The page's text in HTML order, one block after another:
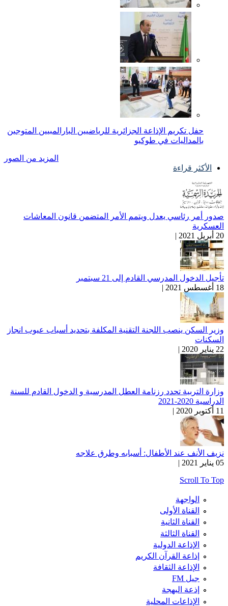
حفل تكريم الإذاعة الجزائرية للرياضيين البارالمبيين المتوجين
بالمداليات في طوكيو
المزيد من الصور
الأكثر قراءة
صدور أمر رئاسي يعدل ويتمم الأمر المتضمن قانون المعاشات
العسكرية
20 أبريل 2021 |
تأجيل الدخول المدرسي القادم إلى 21 سبتمبر
18 أغسطس 2021 |
وزير السكن ينصب اللجنة التقنية المكلفة بتحديد أسباب عيوب انجاز
السكنات
22 يناير 2020 |
وزارة التربية تحدد رزنامة العطل المدرسية و الدخول القادم للسنة
الدراسية 2020-2021
11 أكتوبر 2020 |
نزيف الأنف عند الأطفال: أسبابه وطرق علاجه
05 يناير 2021 |
Scroll To Top
الواجهة
القناة الأولى
القناة الثانية
القناة الثالثة
الإذاعة الدولية
إذاعة القرآن الكريم
الإذاعة الثقافة
جيل FM
إذعة البهجة
الإذاعات المحلية